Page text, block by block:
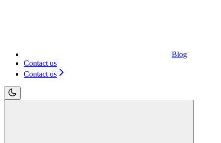
Blog
Contact us
Contact us